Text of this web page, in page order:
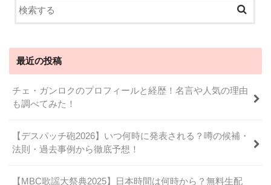
最近の投稿
チェ・ガンロクのプロフィールと経歴！名言や人気の理由
も調べてみた！
【デスパッチ砲2026】いつ何時に発表される？噂の候補・
法則・過去事例から徹底予想！
【MBC歌謡大祭典2025】日本時間は何時から？無料生配